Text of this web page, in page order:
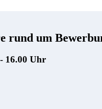
rund um
16.00 Uhr